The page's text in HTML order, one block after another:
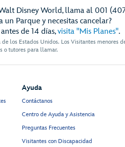
Disney World, llama al 001
un Parque y necesitas cancelar?
de 14 días,visita "Mis Planes".
los Estados Unidos. Los Visitantes menores
o tutores para llamar.
Ayuda
Contáctanos
Centro de Ayuda y Asistencia
Preguntas Frecuentes
Visitantes con Discapacidad